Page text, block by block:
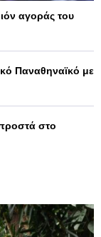
αγοράς του
Παναθηναϊκό με
στο